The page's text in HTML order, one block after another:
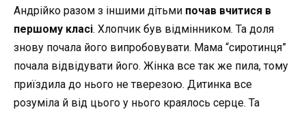
Андрійко разом з іншими дітьми почав вчитися в
першому класі. Хлопчик був відмінником. Та доля
знову почала його випробовувати. Мама “сиротинця”
почала відвідувати його. Жінка все так же пила, тому
приїздила до нього не тверезою. Дитинка все
розуміла й від цього у нього краялось серце. Та